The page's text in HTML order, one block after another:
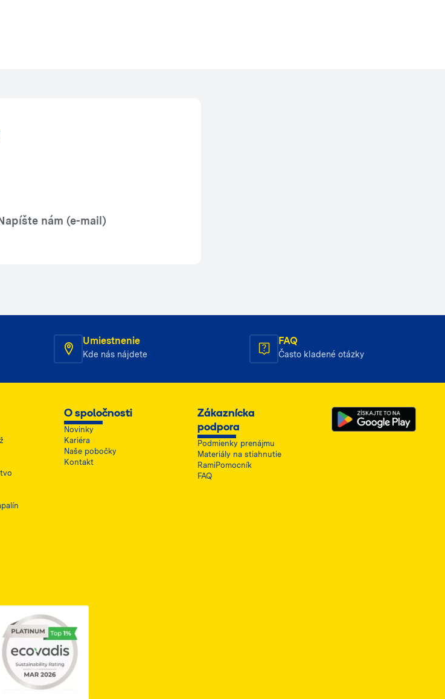
nám (e-mail)
Umiestnenie
Kde nás nájdete
FAQ
Často kladené otázky
O spoločnosti
Novinky
Kariéra
Naše pobočky
Kontakt
Zákaznícka
podpora
Podmienky prenájmu
Materiály na stiahnutie
RamiPomocník
FAQ
karcie
2, otwiera się w nowej karcie
PDF z certyfikatem IPAF, otwiera się w nowej karcie